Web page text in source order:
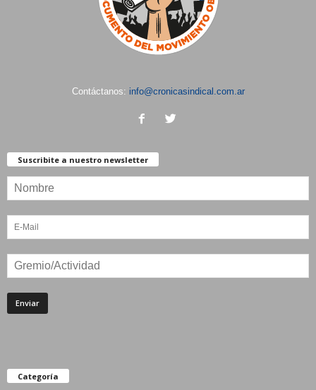
Contáctanos: info@cronicasindical.com.ar
Suscribite a nuestro newsletter
Categoría